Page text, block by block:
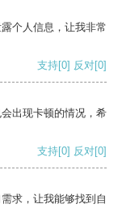
个人信息，让我非常
支持[0] 反对[0]
出现卡顿的情况，希
支持[0] 反对[0]
求，让我能够找到自